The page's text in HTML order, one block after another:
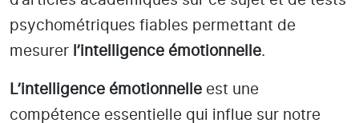
psychométriques fiables permettant de
mesurer l’intelligence émotionnelle.
L’intelligence émotionnelle est une
compétence essentielle qui influe sur notre